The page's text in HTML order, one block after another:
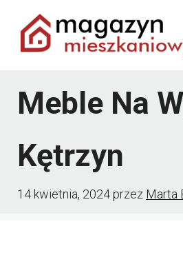
Przejdź
Meble Na
Kętrzyn
14 kwietnia, 2024przez Marta